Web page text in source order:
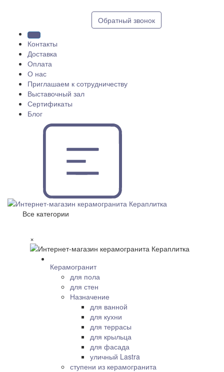
Обратный звонок
Контакты
Доставка
Оплата
О нас
Приглашаем к сотрудничеству
Выставочный зал
Сертификаты
Блог
Все категории
×
Керамогранит
для пола
для стен
Назначение
для ванной
для кухни
для террасы
для крыльца
для фасада
уличный Lastra
ступени из керамогранита